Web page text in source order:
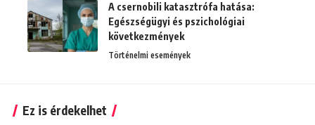
A csernobili katasztrófa hatása:
Egészségügyi és pszichológiai
következmények
Történelmi események
Ez is érdekelhet